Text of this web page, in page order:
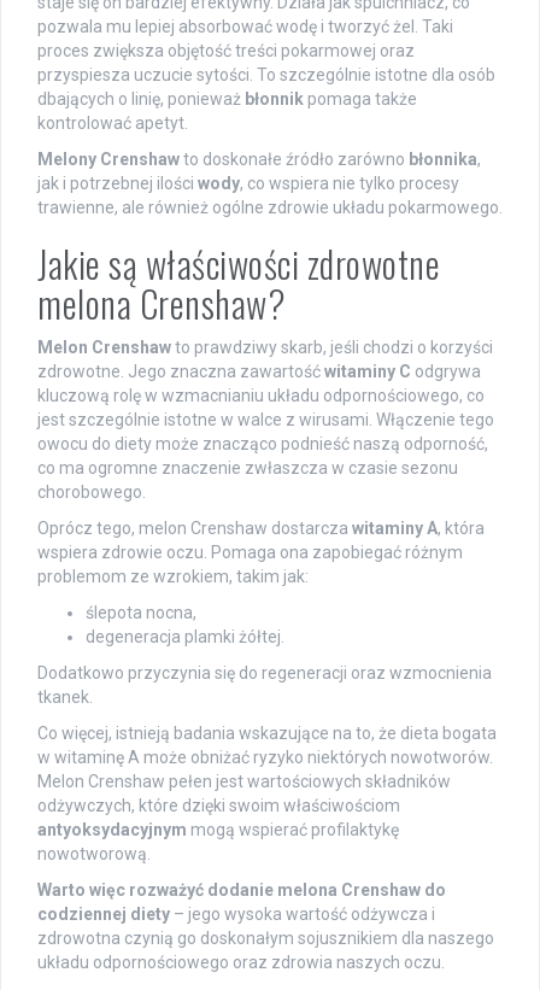
pozwala mu lepiej absorbować wodę i tworzyć żel. Taki
proces zwiększa objętość treści pokarmowej oraz
przyspiesza uczucie sytości. To szczególnie istotne dla osób
dbających o linię, ponieważ błonnik pomaga także
kontrolować apetyt.
Melony Crenshawto doskonałe źródło zarówno błonnika,
jak i potrzebnej ilości wody, co wspiera nie tylko procesy
trawienne, ale również ogólne zdrowie układu pokarmowego.
Jakie są właściwości zdrowotne
melona Crenshaw?
Melon Crenshawto prawdziwy skarb, jeśli chodzi o korzyści
zdrowotne. Jego znaczna zawartośćwitaminy C odgrywa
kluczową rolę w wzmacnianiu układu odpornościowego, co
jest szczególnie istotne w walce z wirusami. Włączenie tego
owocu do diety może znacząco podnieść naszą odporność,
co ma ogromne znaczenie zwłaszcza w czasie sezonu
chorobowego.
Oprócz tego, melon Crenshaw dostarcza witaminy A, która
wspiera zdrowie oczu. Pomaga ona zapobiegać różnym
problemom ze wzrokiem, takim jak:
ślepota nocna,
degeneracja plamki żółtej.
Dodatkowo przyczynia się do regeneracji oraz wzmocnienia
tkanek.
Co więcej, istnieją badania wskazujące na to, że dieta bogata
w witaminę A może obniżać ryzyko niektórych nowotworów.
Melon Crenshaw pełen jest wartościowych składników
odżywczych, które dzięki swoim właściwościom
antyoksydacyjnym mogą wspierać profilaktykę
nowotworową.
Warto więc rozważyć dodanie melona Crenshaw do
codziennej diety – jego wysoka wartość odżywcza i
zdrowotna czynią go doskonałym sojusznikiem dla naszego
układu odpornościowego oraz zdrowia naszych oczu.